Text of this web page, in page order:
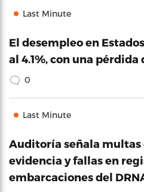
Last Minute
El desempleo en
al 4.1%, con una
0
Last Minute
Auditoría señala
evidencia y fallas en
embarcaciones del